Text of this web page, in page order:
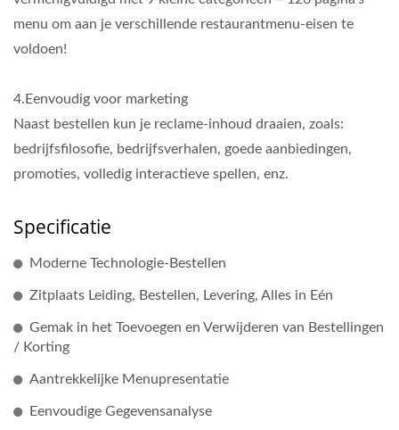
menu om aan je verschillende restaurantmenu-eisen te
voldoen!
4.Eenvoudig voor marketing
Naast bestellen kun je reclame-inhoud draaien, zoals:
bedrijfsfilosofie, bedrijfsverhalen, goede aanbiedingen,
promoties, volledig interactieve spellen, enz.
Specificatie
Moderne Technologie-Bestellen
Zitplaats Leiding, Bestellen, Levering, Alles in Eén
Gemak in het Toevoegen en Verwijderen van Bestellingen
/ Korting
Aantrekkelijke Menupresentatie
Eenvoudige Gegevensanalyse